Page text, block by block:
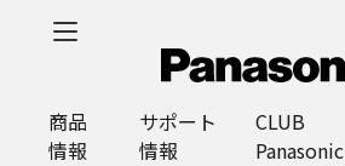
商品
情報
サポート
情報
CLUB
Panasonic